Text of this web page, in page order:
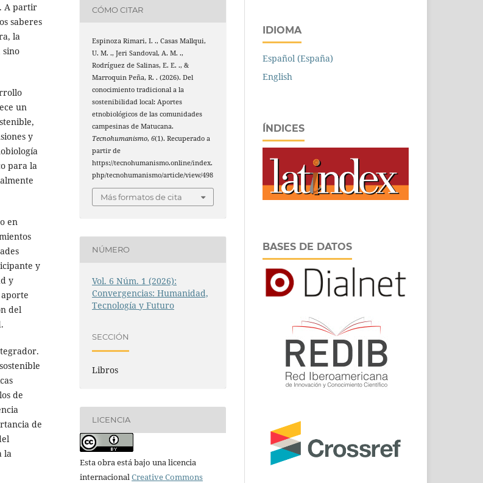
A partir
saberes
la
sino
un
y
para la
en
y
y
aporte
del
de
de
la
CÓMO CITAR
Espinoza Rimari, I. ., Casas Mallqui,
U. M. ., Jeri Sandoval, A. M. .,
Rodríguez de Salinas, E. E. ., &
Marroquin Peña, R. . (2026). Del
conocimiento tradicional a la
sostenibilidad local: Aportes
etnobiológicos de las comunidades
campesinas de Matucana.
Tecnohumanismo,6(1). Recuperado a
partir de
https://tecnohumanismo.online/index.
php/tecnohumanismo/article/view/498
Más formatos de cita
NÚMERO
Vol. 6 Núm. 1 (2026):
Convergencias: Humanidad,
Tecnología y Futuro
SECCIÓN
Libros
LICENCIA
Esta obra está bajo una licencia
internacionalCreative Commons
IDIOMA
Español (España)
English
ÍNDICES
BASES DE DATOS